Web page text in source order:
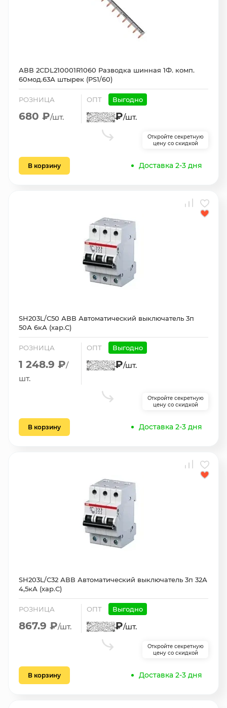
АВВ 2CDL210001R1060 Разводка шинная 1Ф. комп.
60мод.63А штырек (PS1/60)
РОЗНИЦА
680 ₽/шт.
ОПТ Выгодно
₽/шт.
Откройте секретную
цену со скидкой
В корзину Доставка 2-3 дня
SH203L/С50 АВВ Автоматический выключатель 3п
50А 6кА (хар.С)
РОЗНИЦА
1 248.9 ₽/
шт.
ОПТ Выгодно
₽/шт.
Откройте секретную
цену со скидкой
В корзину Доставка 2-3 дня
SH203L/С32 АВВ Автоматический выключатель 3п 32А
4,5кА (хар.С)
РОЗНИЦА
867.9 ₽/шт.
ОПТ Выгодно
₽/шт.
Откройте секретную
цену со скидкой
В корзину Доставка 2-3 дня